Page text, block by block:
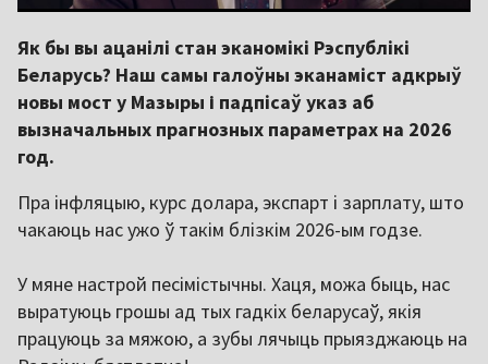
Як бы вы ацанілі стан эканомікі Рэспублікі
Беларусь? Наш самы галоўны эканаміст адкрыў
новы мост у Мазыры i падпісаў указ аб
вызначальных прагнозных параметрах на 2026
год.
Пра інфляцыю, курс долара, экспарт і зарплату, што
чакаюць нас ужо ў такім блізкім 2026-ым годзе.
У мяне настрой песімістычны. Хаця, можа быць, нас
выратуюць грошы ад тых гадкіх беларусаў, якія
працуюць за мяжою, а зубы лячыць прыязджаюць на